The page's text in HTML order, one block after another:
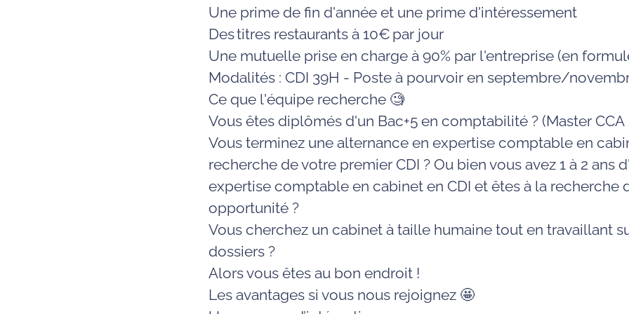
Une prime de fin d'année et une prime d'intéressement
Des titres restaurants à 10€ par jour
Une mutuelle prise en charge à 90% par l'entreprise (en
Modalités : CDI 39H - Poste à pourvoir en septembre/
Ce que l'équipe recherche 🧐
Vous êtes diplômés d'un Bac+5 en comptabilité ? (Master CCA
Vous terminez une alternance en expertise comptable en
recherche de votre premier CDI ? Ou bien vous avez 1 à 2 ans
expertise comptable en cabinet en CDI et êtes à la recherche
opportunité ?
Vous cherchez un cabinet à taille humaine tout en travaillant
dossiers ?
Alors vous êtes au bon endroit !
Les avantages si vous nous rejoignez 🤩